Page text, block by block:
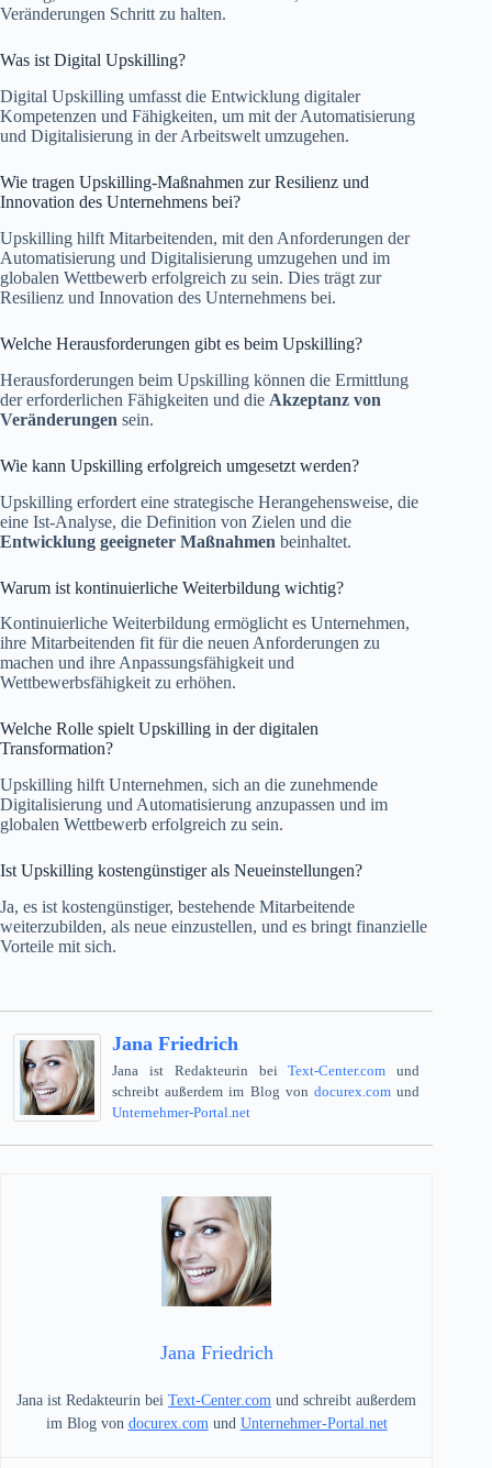
Veränderungen Schritt zu halten.
Was ist Digital Upskilling?
Digital Upskilling umfasst die Entwicklung digitaler
Kompetenzen und Fähigkeiten, um mit der Automatisierung
und Digitalisierung in der Arbeitswelt umzugehen.
Wie tragen Upskilling-Maßnahmen zur Resilienz und
Innovation des Unternehmens bei?
Upskilling hilft Mitarbeitenden, mit den Anforderungen der
Automatisierung und Digitalisierung umzugehen und im
globalen Wettbewerb erfolgreich zu sein. Dies trägt zur
Resilienz und Innovation des Unternehmens bei.
Welche Herausforderungen gibt es beim Upskilling?
Herausforderungen beim Upskilling können die Ermittlung
der erforderlichen Fähigkeiten und die Akzeptanz von
Veränderungen sein.
Wie kann Upskilling erfolgreich umgesetzt werden?
Upskilling erfordert eine strategische Herangehensweise, die
eine Ist-Analyse, die Definition von Zielen und die
Entwicklung geeigneter Maßnahmen beinhaltet.
Warum ist kontinuierliche Weiterbildung wichtig?
Kontinuierliche Weiterbildung ermöglicht es Unternehmen,
ihre Mitarbeitenden fit für die neuen Anforderungen zu
machen und ihre Anpassungsfähigkeit und
Wettbewerbsfähigkeit zu erhöhen.
Welche Rolle spielt Upskilling in der digitalen
Transformation?
Upskilling hilft Unternehmen, sich an die zunehmende
Digitalisierung und Automatisierung anzupassen und im
globalen Wettbewerb erfolgreich zu sein.
Ist Upskilling kostengünstiger als Neueinstellungen?
Ja, es ist kostengünstiger, bestehende Mitarbeitende
weiterzubilden, als neue einzustellen, und es bringt finanzielle
Vorteile mit sich.
Jana Friedrich
Jana ist Redakteurin beiText-Center.com und
schreibt außerdem im Blog vondocurex.com und
Unternehmer-Portal.net
Jana Friedrich
Jana ist Redakteurin beiText-Center.com und schreibt außerdem
im Blog von docurex.com und Unternehmer-Portal.net